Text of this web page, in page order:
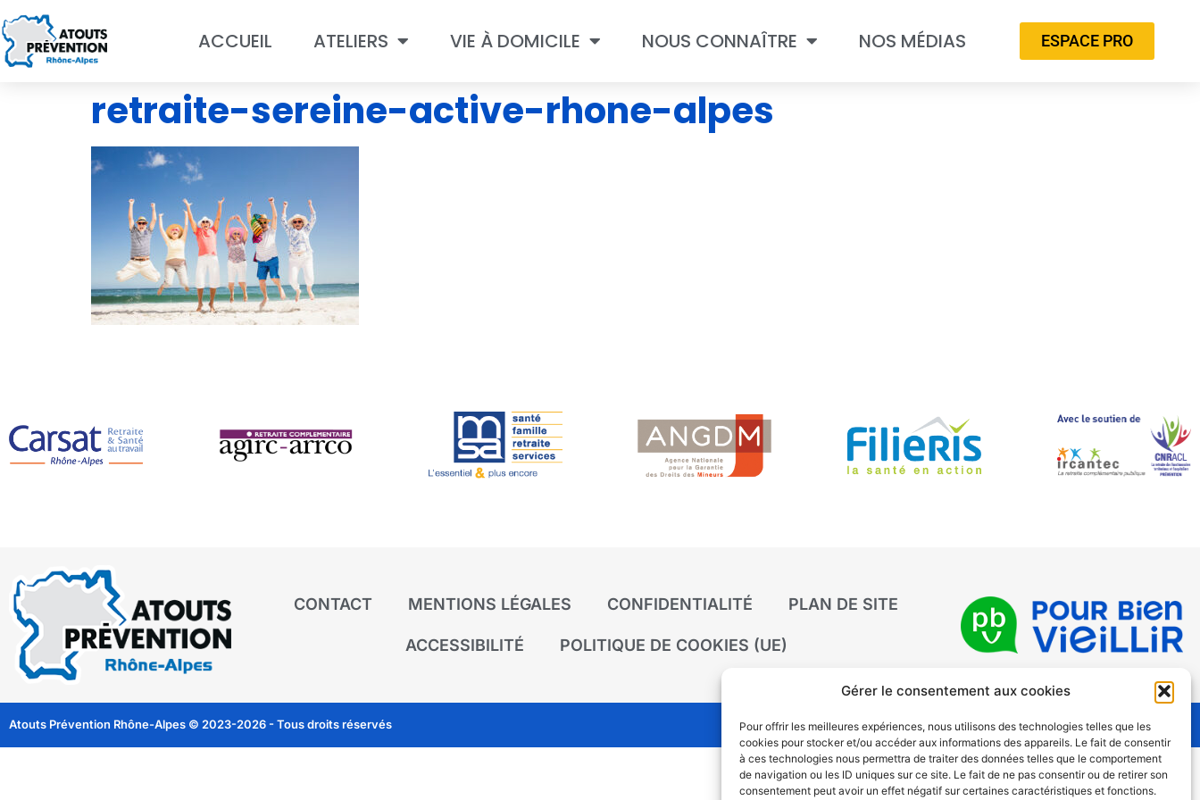
Gérer le consentement aux cookies
Pour offrir les meilleures expériences, nous utilisons des technologies telles que les
cookies pour stocker et/ou accéder aux informations des appareils. Le fait de consentir
à ces technologies nous permettra de traiter des données telles que le comportement
de navigation ou les ID uniques sur ce site. Le fait de ne pas consentir ou de retirer son
consentement peut avoir un effet négatif sur certaines caractéristiques et fonctions.
ACCUEIL ATELIERS VIE À DOMICILE NOUS CONNAÎTRE NOS MÉDIAS ESPACE PRO
retraite-sereine-active-rhone-alpes
CONTACT MENTIONS LÉGALES CONFIDENTIALITÉ PLAN DE SITE
ACCESSIBILITÉ POLITIQUE DE COOKIES (UE)
Atouts Prévention Rhône-Alpes © 2023-2026 - Tous droits réservés